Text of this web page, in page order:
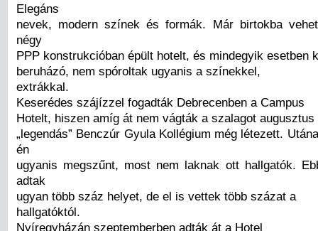
Elegáns
nevek, modern színek és formák. Már birtokba
négy
PPP konstrukcióban épült hotelt, és mindegyik esetben
beruházó, nem spóroltak ugyanis a színekkel,
extrákkal.
Keserédes szájízzel fogadták Debrecenben a Campus
Hotelt, hiszen amíg át nem vágták a szalagot augusztus
„legendás” Benczúr Gyula Kollégium még létezett.
én
ugyanis megszűnt, most nem laknak ott hallgatók.
adtak
ugyan több száz helyet, de el is vettek több százat a
hallgatóktól.
Nyíregyházán szeptemberben adták át a Hotel